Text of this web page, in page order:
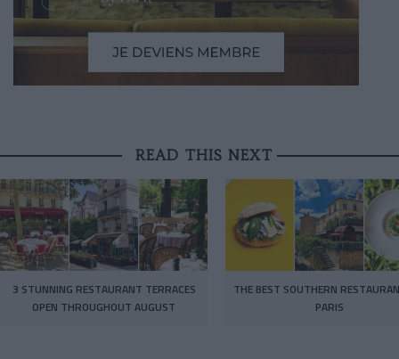
READ THIS NEXT
3 STUNNING RESTAURANT TERRACES
OPEN THROUGHOUT AUGUST
THE BEST SOUTHERN
PARIS